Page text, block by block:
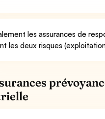
les assurances de
les deux risques